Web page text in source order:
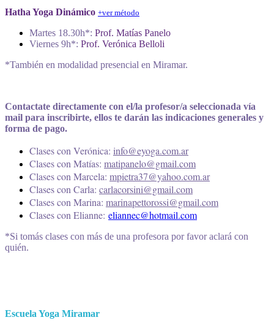
Hatha Yoga Dinámico +ver método
Martes 18.30h*: Prof. Matías Panelo
Viernes 9h*: Prof. Verónica Belloli
*También en modalidad presencial en Miramar.
Contactate directamente con el/la profesor/a seleccionada vía
mail para inscribirte, ellos te darán las indicaciones generales y
forma de pago.
Clases con Verónica: info@eyoga.com.ar
Clases con Matías: matipanelo@gmail.com
Clases con Marcela: mpietra37@yahoo.com.ar
Clases con Carla: carlacorsini@gmail.com
Clases con Marina: marinapettorossi@gmail.com
Clases con Elianne: eliannec@hotmail.com
*Si tomás clases con más de una profesora por favor aclará con
quién.
Escuela Yoga Miramar